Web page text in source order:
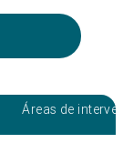
Áreas de